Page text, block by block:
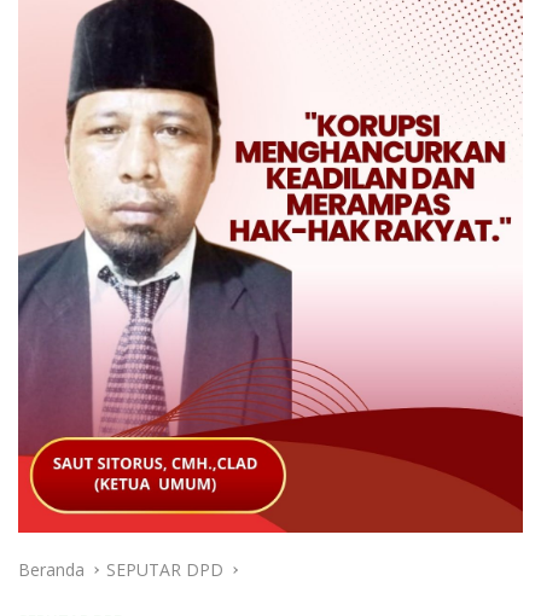
Beranda SEPUTAR DPD